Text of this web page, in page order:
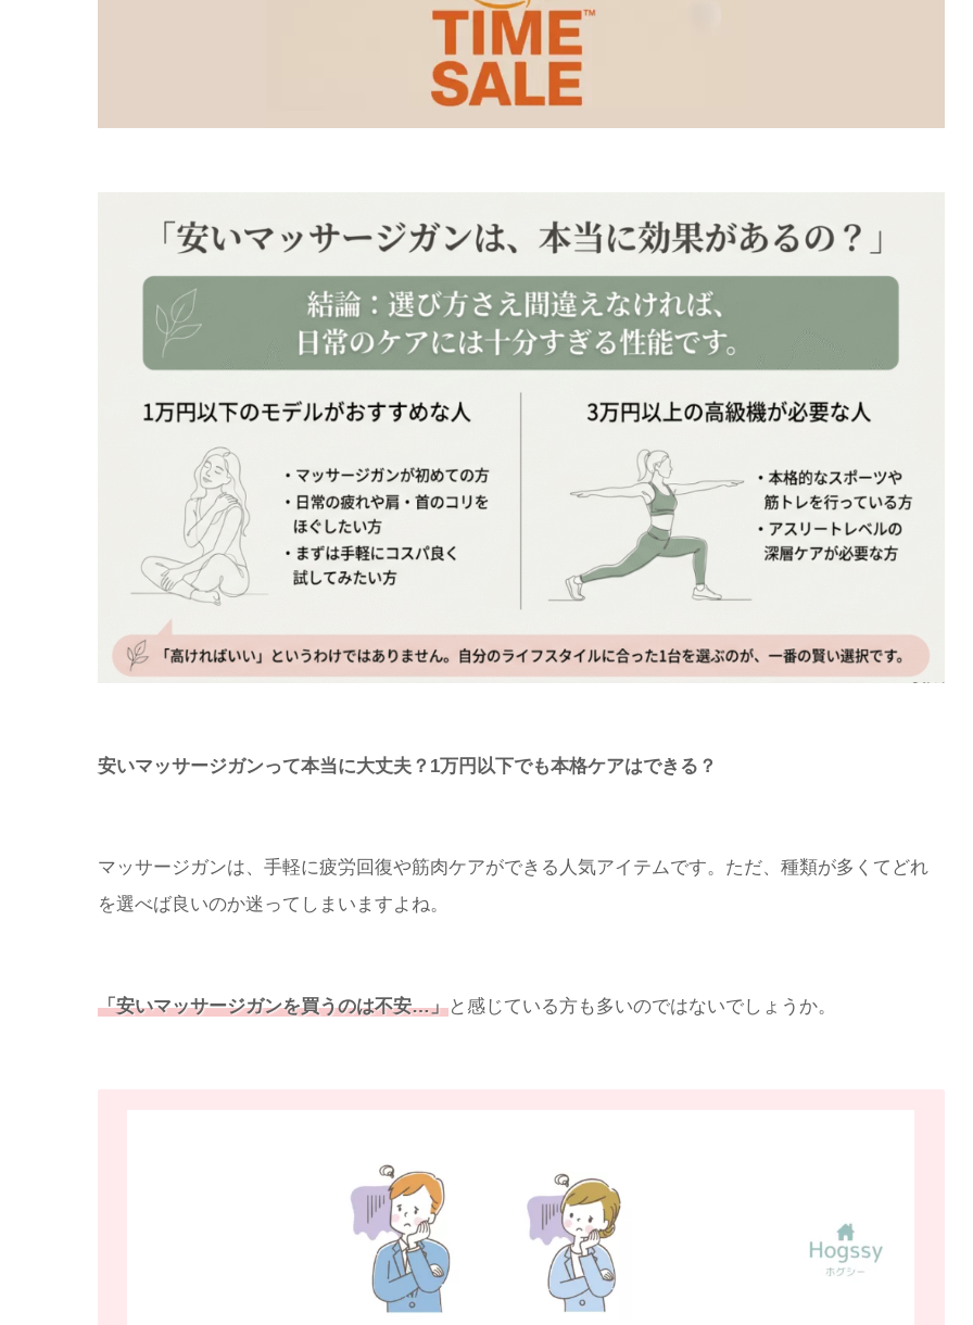
安いマッサージガンって本当に大丈夫？1万円以下でも本格ケアはできる？
マッサージガンは、手軽に疲労回復や筋肉ケアができる人気アイテムです。ただ、種類が多くてどれ
を選べば良いのか迷ってしまいますよね。
「安いマッサージガンを買うのは不安…」と感じている方も多いのではないでしょうか。